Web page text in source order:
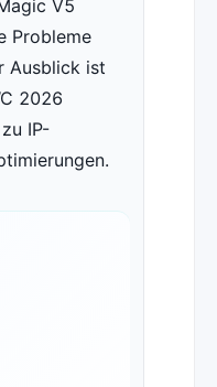
V5
Probleme
Ausblick ist
2026
IP-